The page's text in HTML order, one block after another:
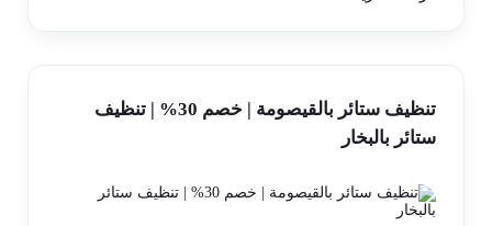
تنظيف ستائر بالقيصومة | خصم 30% | تنظيف
ستائر بالبخار